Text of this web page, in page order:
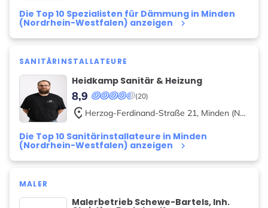
Die Top 10 Spezialisten für Dämmung in Minden
(Nordrhein-Westfalen) anzeigen keyboard_arrow_right
SANITÄRINSTALLATEURE
Heidkamp Sanitär & Heizung
(20)
8,9
Die Top 10 Sanitärinstallateure in Minden
(Nordrhein-Westfalen) anzeigen keyboard_arrow_right
placeHerzog-Ferdinand-Straße 21, Minden (Nordrhein-Westfalen)
MALER
Malerbetrieb Schewe-Bartels, Inh.